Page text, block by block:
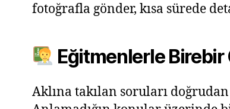
fotoğrafla gönder, kısa sürede
Eğitmenlerle Birebir
Aklına takılan soruları